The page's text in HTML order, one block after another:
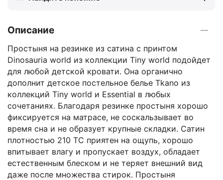
Описание
Простыня на резинке из сатина с принтом
Dinosauria world из коллекции Tiny world подойдет
для любой детской кровати. Она органично
дополнит детское постельное белье Tkano из
коллекций Tiny world и Essential в любых
сочетаниях. Благодаря резинке простыня хорошо
фиксируется на матрасе, не соскальзывает во
время сна и не образует крупные складки. Сатин
плотностью 210 ТС приятен на ощупь, хорошо
впитывает влагу и пропускает воздух, обладает
естественным блеском и не теряет внешний вид
даже после множества стирок. Простыня